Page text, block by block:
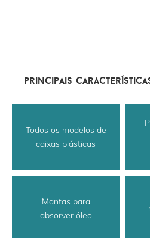
principais
Todos os modelos de
caixas plásticas
Mantas para
absorver óleo